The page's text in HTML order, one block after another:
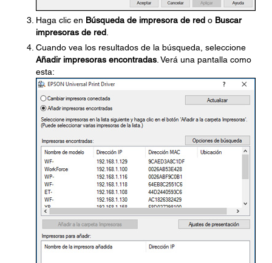
Haga clic en Búsqueda de impresora de red o Buscar
impresoras de red
Cuando vea los resultados de la búsqueda, seleccione
Añadir impresoras encontradas . Verá una pantalla como
esta: